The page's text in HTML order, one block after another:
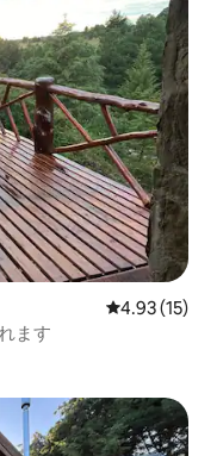
レビュー15
4.93 (15)
ます